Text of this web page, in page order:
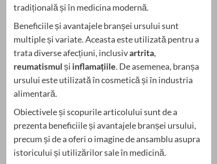
tradițională și în medicina modernă.
Beneficiile și avantajele branșei ursului sunt
multiple și variate. Aceasta este utilizată pentru a
trata diverse afecțiuni, inclusivartrita,
reumatismulși inflamațiile. De asemenea, branșa
ursului este utilizată în cosmetică și în industria
alimentară.
Obiectivele și scopurile articolului sunt de a
prezenta beneficiile și avantajele branșei ursului,
precum și de a oferi o imagine de ansamblu asupra
istoricului și utilizărilor sale în medicină.